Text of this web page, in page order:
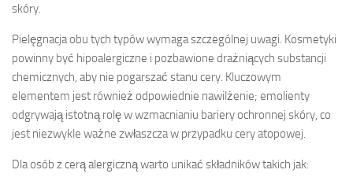
skóry.
Pielęgnacja obu tych typów wymaga szczególnej uwagi. Kosmetyki
powinny być hipoalergiczne i pozbawione drażniących substancji
chemicznych, aby nie pogarszać stanu cery. Kluczowym
elementem jest również odpowiednie nawilżenie; emolienty
odgrywają istotną rolę w wzmacnianiu bariery ochronnej skóry, co
jest niezwykle ważne zwłaszcza w przypadku cery atopowej.
Dla osób z cerą alergiczną warto unikać składników takich jak: